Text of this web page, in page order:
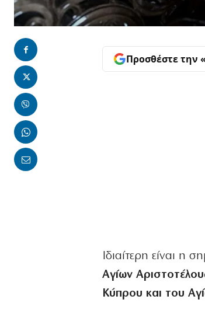
Προσθέστε την
Ιδιαίτερη είναι η
Αγίων
Κύπρου και του